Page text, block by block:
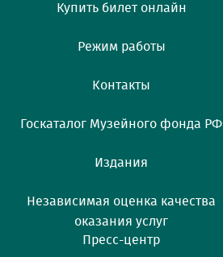
Купить билет онлайн
Режим работы
Контакты
Госкаталог Музейного фонда РФ
Издания
Независимая оценка качества
оказания услуг
Пресс-центр